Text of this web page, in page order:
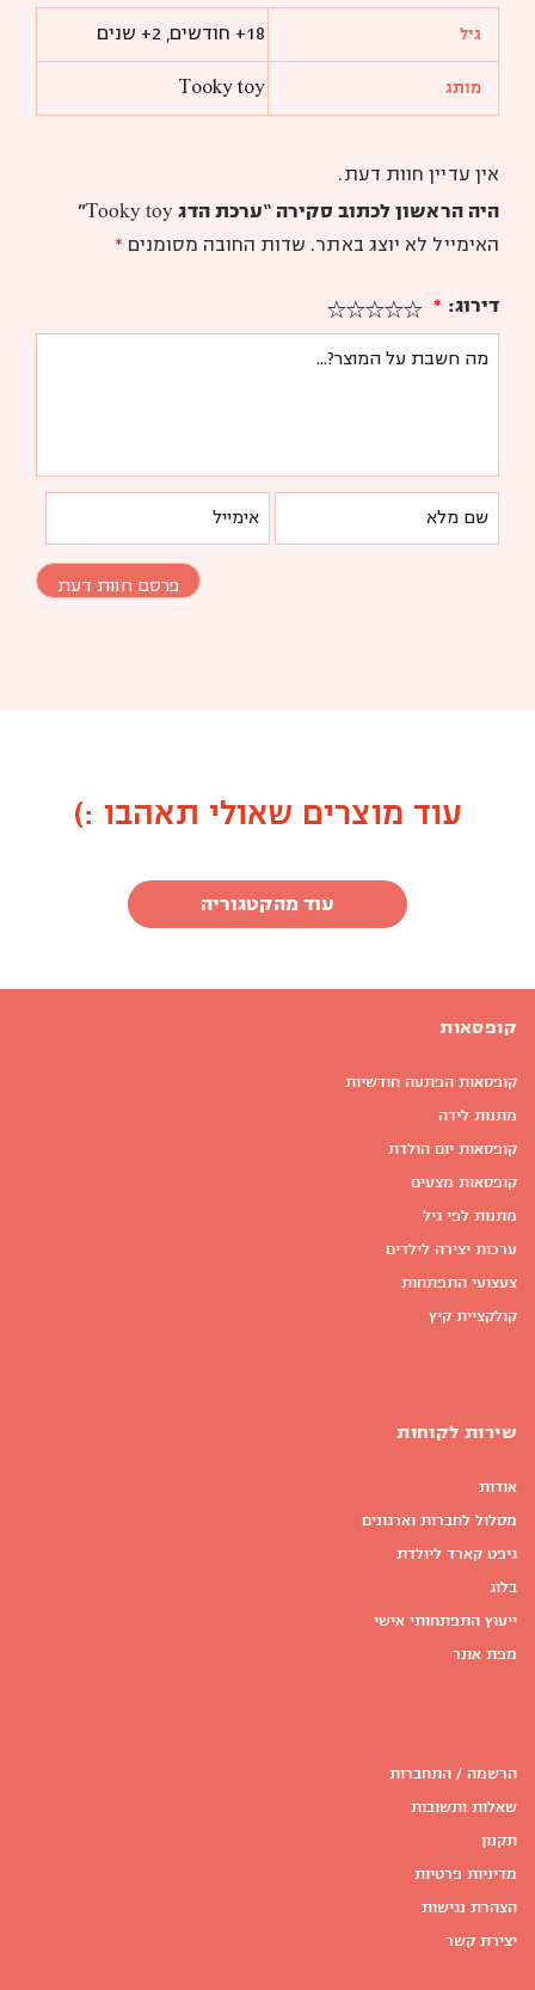
גיל 18+ חודשים , 2+ שנים
מותג Tooky toy
אין עדיין חוות דעת.
היה הראשון לכתוב סקירה “ערכת הדג Tooky toy”
האימייל לא יוצג באתר. שדות החובה מסומנים *
דירוג: *
עוד מוצרים שאולי תאהבו :)
עוד מהקטגוריה
קופסאות
קופסאות הפתעה חודשיות
מתנות לידה
קופסאות יום הולדת
קופסאות מצעים
מתנות לפי גיל
ערכות יצירה לילדים
צעצועי התפתחות
קולקציית קיץ
שירות לקוחות
אודות
מסלול לחברות וארגונים
גיפט קארד ליולדת
בלוג
ייעוץ התפתחותי אישי
מפת אתר
הרשמה / התחברות
שאלות ותשובות
תקנון
מדיניות פרטיות
הצהרת נגישות
יצירת קשר